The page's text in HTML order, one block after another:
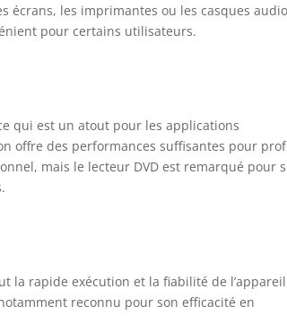
écrans, les imprimantes ou les casques
pour certains utilisateurs.
qui est un atout pour les applications
offre des performances suffisantes pour
mais le lecteur DVD est remarqué pour
rapide exécution et la fiabilité de
reconnu pour son efficacité en